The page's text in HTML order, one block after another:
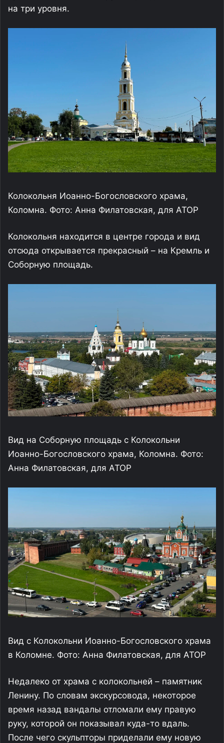
на три уровня.
Колокольня Иоанно-Богословского храма,
Коломна. Фото: Анна Филатовская, для АТОР
Колокольня находится в центре города и вид
отсюда открывается прекрасный – на Кремль и
Соборную площадь.
Вид на Соборную площадь с Колокольни
Иоанно-Богословского храма, Коломна. Фото:
Анна Филатовская, для АТОР
Вид с Колокольни Иоанно-Богословского храма
в Коломне. Фото: Анна Филатовская, для АТОР
Недалеко от храма с колокольней – памятник
Ленину. По словам экскурсовода, некоторое
время назад вандалы отломали ему правую
руку, которой он показывал куда-то вдаль.
После чего скульпторы приделали ему новую